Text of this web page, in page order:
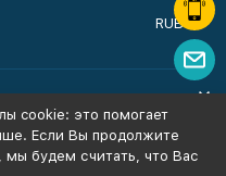
RUB
cookie: это помогает
Если Вы продолжите
мы будем считать, что Вас